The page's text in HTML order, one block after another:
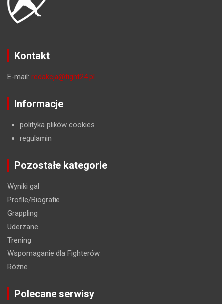
Kontakt
E-mail: redakcja@fight24.pl
Informacje
polityka plików cookies
regulamin
Pozostałe kategorie
Wyniki gal
Profile/Biografie
Grappling
Uderzane
Trening
Wspomaganie dla Fighterów
Różne
Polecane serwisy